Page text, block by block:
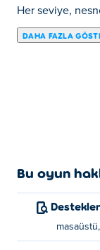
Her seviye,
DAHA FAZLA
edin, yıkın,
Her seviye,
getirmeye
tatmin edici
Satisbox
Bu oyun